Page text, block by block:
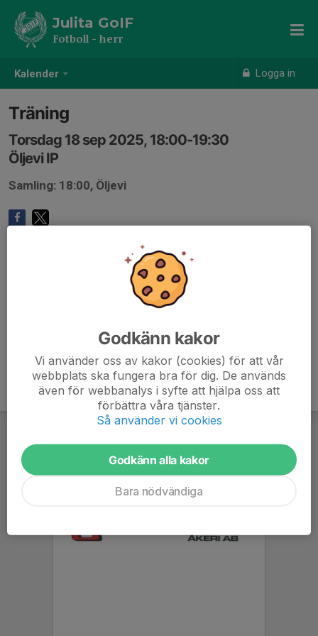
Kalender Logga in
Julita GoIF
Fotboll - herr
Träning
Torsdag 18 sep 2025, 18:00-19:30
Öljevi IP
Samling: 18:00, Öljevi
Godkänn kakor
Vi använder oss av kakor (cookies) för att vår
webbplats ska fungera bra för dig. De används
även för webbanalys i syfte att hjälpa oss att
förbättra våra tjänster.
Så använder vi cookies
Godkänn alla kakor
Bara nödvändiga